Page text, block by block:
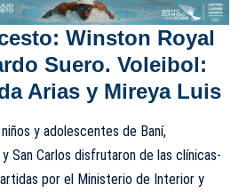
Winston Royal
Suero. Voleibol:
Arias y Mireya Luis
y adolescentes de Baní,
y San Carlos disfrutaron de las clínicas-
por el Ministerio de Interior y